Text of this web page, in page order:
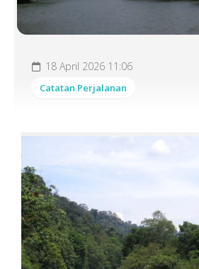
18 April 2026 11:06
Catatan Perjalanan